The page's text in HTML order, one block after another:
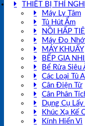
THIẾT BỊ THÍ
Máy Ly Tâm
Tủ Hút Ẩm
NỒI HẤP
Máy Đo
MÁY KHUẤY
BẾP GIA
Bể Rửa Siêu
Các Loại Tủ
Cân Điện Tử
Cân Phân
Dụng Cụ
Khúc Xạ Kế
Kính Hiển Vi